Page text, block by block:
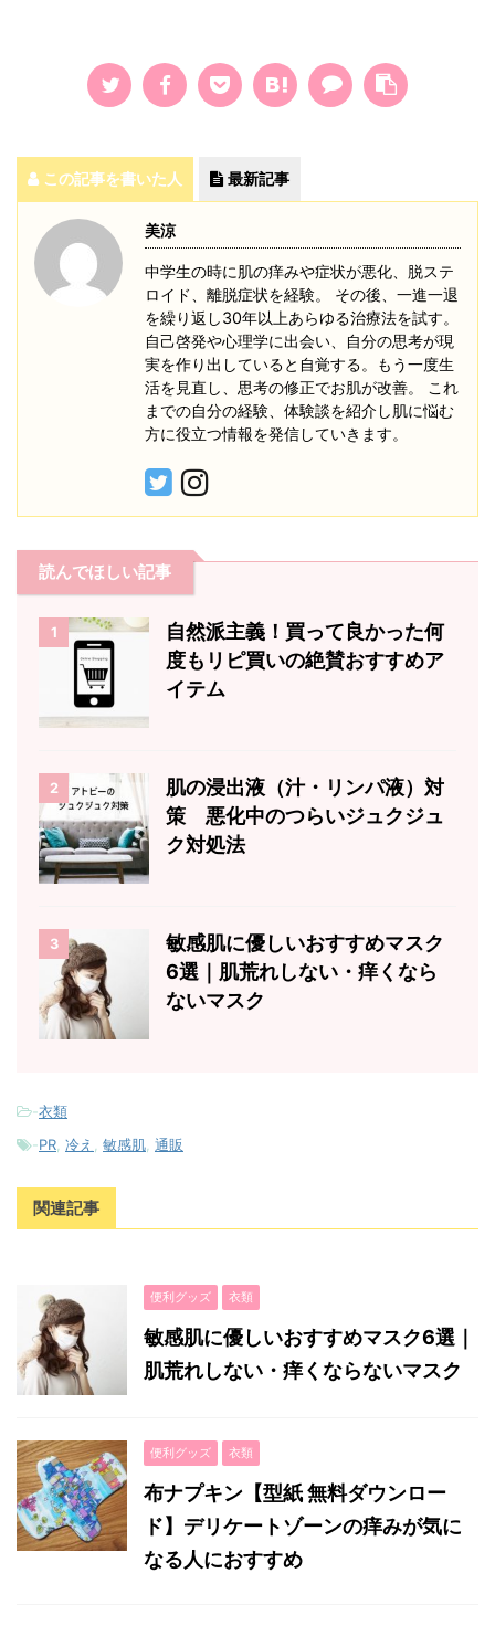
この記事を書いた人 最新記事
美涼
中学生の時に肌の痒みや症状が悪化、脱ステ
ロイド、離脱症状を経験。 その後、一進一退
を繰り返し30年以上あらゆる治療法を試す。
自己啓発や心理学に出会い、自分の思考が現
実を作り出していると自覚する。もう一度生
活を見直し、思考の修正でお肌が改善。 これ
までの自分の経験、体験談を紹介し肌に悩む
方に役立つ情報を発信していきます。
読んでほしい記事
1
自然派主義！買って良かった何
度もリピ買いの絶賛おすすめア
イテム
2
肌の浸出液（汁・リンパ液）対
策 悪化中のつらいジュクジュ
ク対処法
3
敏感肌に優しいおすすめマスク
6選｜肌荒れしない・痒くなら
ないマスク
-衣類
-PR 冷え 敏感肌 通販
関連記事
便利グッズ 衣類
敏感肌に優しいおすすめマスク6選｜
肌荒れしない・痒くならないマスク
便利グッズ 衣類
布ナプキン【型紙 無料ダウンロー
ド】デリケートゾーンの痒みが気に
なる人におすすめ